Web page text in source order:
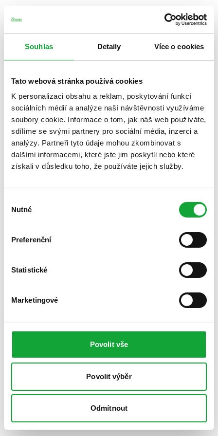
Souhlas Detaily Více o cookies
Tato webová stránka používá cookies
K personalizaci obsahu a reklam, poskytování funkcí
sociálních médií a analýze naší návštěvnosti využíváme
soubory cookie. Informace o tom, jak náš web používáte,
sdílíme se svými partnery pro sociální média, inzerci a
analýzy. Partneři tyto údaje mohou zkombinovat s
dalšími informacemi, které jste jim poskytli nebo které
získali v důsledku toho, že používáte jejich služby.
souhlasu
Nutné
Preferenční
Statistické
Marketingové
Povolit vše
Povolit výběr
Odmítnout